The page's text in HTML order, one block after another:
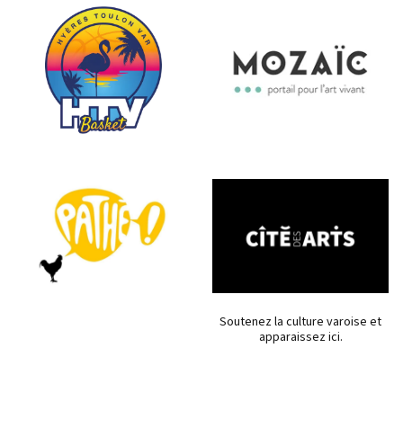
Soutenez la culture varoise et
apparaissez ici.